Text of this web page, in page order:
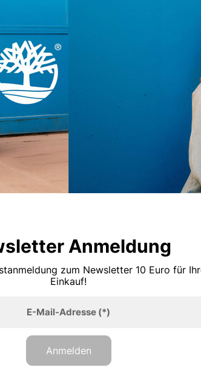
Anmeldung
zum Newsletter 10 Euro für
Einkauf!
E-Mail-Adresse(*)
Anmelden